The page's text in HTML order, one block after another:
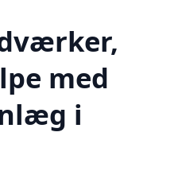
med
i